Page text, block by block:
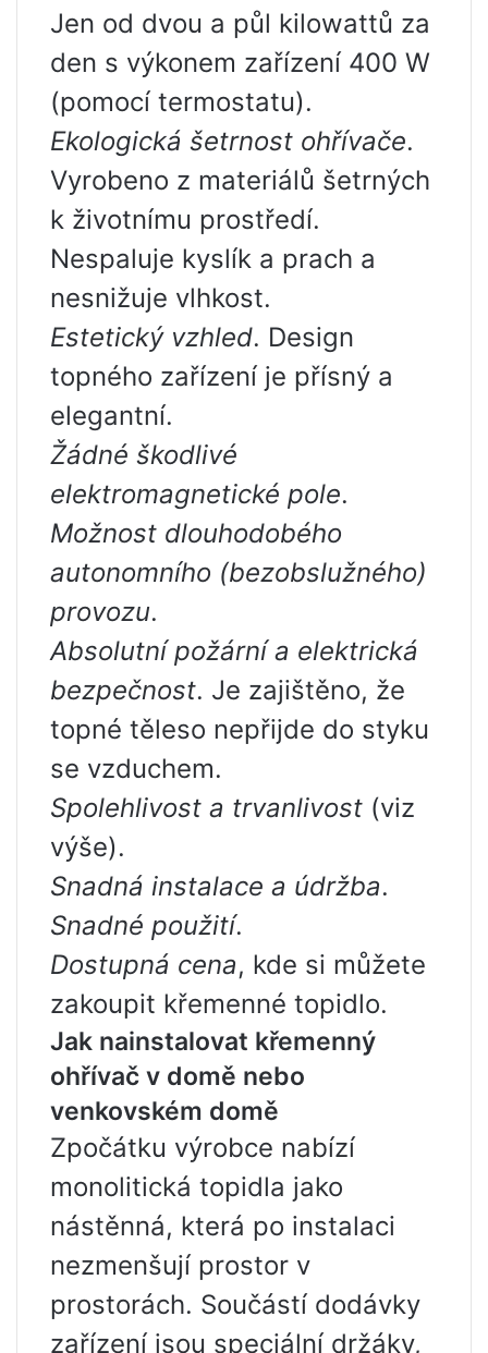
Jen od dvou a půl kilowattů za
den s výkonem zařízení 400 W
(pomocí termostatu).
Ekologická šetrnost ohřívače.
Vyrobeno z materiálů šetrných
k životnímu prostředí.
Nespaluje kyslík a prach a
nesnižuje vlhkost.
Estetický vzhled. Design
topného zařízení je přísný a
elegantní.
Žádné škodlivé
elektromagnetické pole.
Možnost dlouhodobého
autonomního (bezobslužného)
provozu.
Absolutní požární a elektrická
bezpečnost. Je zajištěno, že
topné těleso nepřijde do styku
se vzduchem.
Spolehlivost a trvanlivost (viz
výše).
Snadná instalace a údržba.
Snadné použití.
Dostupná cena, kde si můžete
zakoupit křemenné topidlo.
Jak nainstalovat křemenný
ohřívač v domě nebo
venkovském domě
Zpočátku výrobce nabízí
monolitická topidla jako
nástěnná, která po instalaci
nezmenšují prostor v
prostorách. Součástí dodávky
zařízení jsou speciální držáky,